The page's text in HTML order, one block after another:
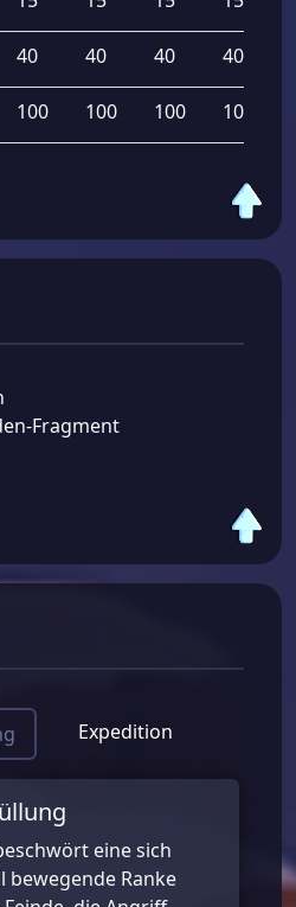
40 40 40 40
100 100 100 100
Fragment
Expedition
eine sich
bewegende Ranke